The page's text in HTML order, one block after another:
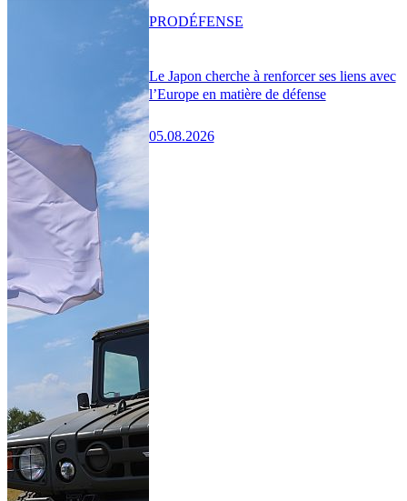
Le Japon cherche à renforcer ses liens avec
l’Europe en matière de défense
05.08.2026
PRODÉFENSE